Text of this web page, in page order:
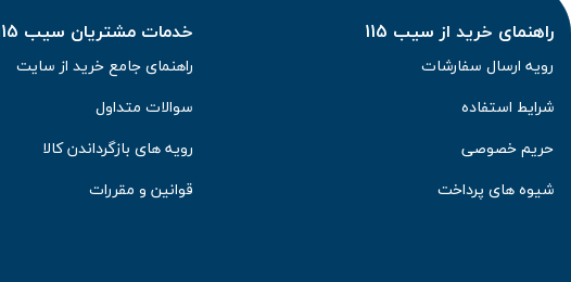
راهنمای خرید از سیب 115
رویه ارسال سفارشات
شرایط استفاده
حریم خصوصی
شیوه های پرداخت
خدمات مشتریان سیب 115
راهنمای جامع خرید از سایت
سوالات متداول
رویه های بازگرداندن کالا
قوانین و مقررات